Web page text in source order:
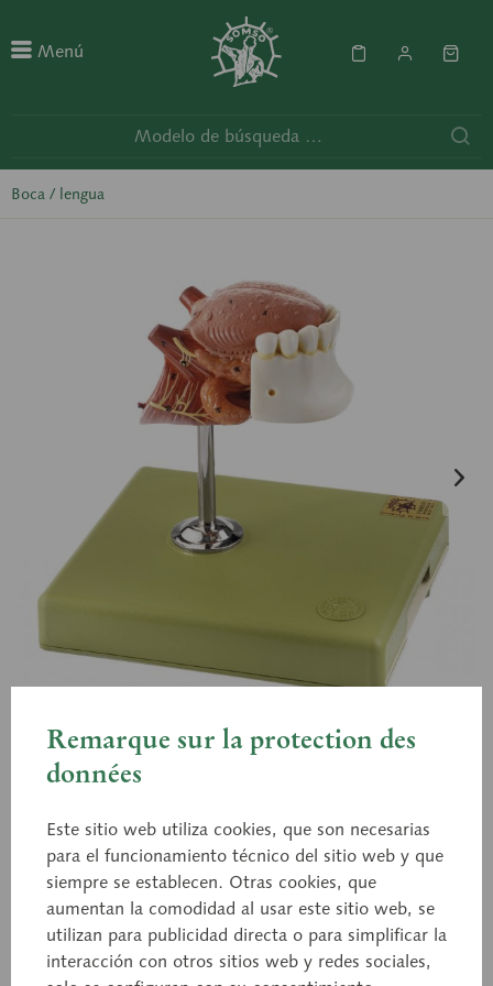
Menú
Boca / lengua
Lengua
A tamaño natural, de SOMSO-PLAST®. Con sección
mediana, con una parte de la mandíbula extraíble.
Desmontable en 3 piezas. Sobre soporte con peana
Remarque sur la protection des
données
Este sitio web utiliza cookies, que son necesarias
para el funcionamiento técnico del sitio web y que
siempre se establecen. Otras cookies, que
aumentan la comodidad al usar este sitio web, se
utilizan para publicidad directa o para simplificar la
interacción con otros sitios web y redes sociales,